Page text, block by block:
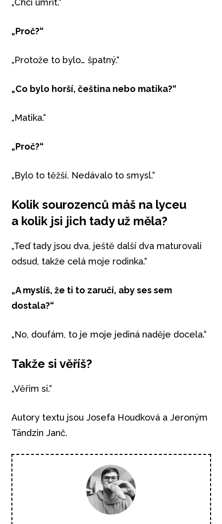
„Chci umřít.“
„Proč?“
„Protože to bylo… špatný.“
„Co bylo horší, čeština nebo matika?“
„Matika.“
„Proč?“
„Bylo to těžší. Nedávalo to smysl.“
Kolik sourozenců máš na lyceu
a kolik jsi jich tady už měla?
„Teď tady jsou dva, ještě další dva maturovali
odsud, takže celá moje rodinka.“
„A myslíš, že ti to zaručí, aby ses sem
dostala?“
„No, doufám, to je moje jediná naděje docela.“
Takže si věříš?
„Věřim si.“
Autory textu jsou Josefa Houdková a Jeroným
Tändzin Janč.